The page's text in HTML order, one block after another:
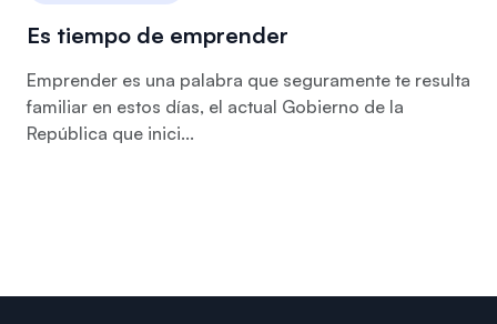
Es tiempo de emprender
Emprender es una palabra que seguramente te resulta
familiar en estos días, el actual Gobierno de la
República que inici...